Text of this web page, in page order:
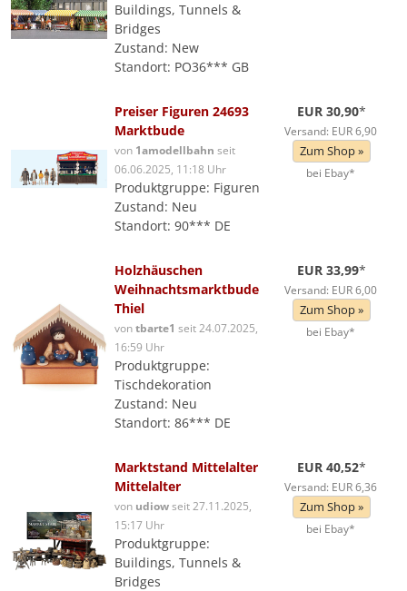
Buildings, Tunnels &
Bridges
Zustand: New
Standort: PO36*** GB
Preiser Figuren 24693
Marktbude
von 1amodellbahn seit
06.06.2025, 11:18 Uhr
Produktgruppe: Figuren
Zustand: Neu
Standort: 90*** DE
EUR 30,90*
Versand: EUR 6,90
Zum Shop »
bei Ebay*
Holzhäuschen
Weihnachtsmarktbude
Thiel
vontbarte1 seit 24.07.2025,
16:59 Uhr
Produktgruppe:
Tischdekoration
Zustand: Neu
Standort: 86*** DE
EUR 33,99*
Versand: EUR 6,00
Zum Shop »
bei Ebay*
Marktstand Mittelalter
Mittelalter
von udiowseit 27.11.2025,
15:17 Uhr
Produktgruppe:
Buildings, Tunnels &
Bridges
EUR 40,52*
Versand: EUR 6,36
Zum Shop »
bei Ebay*